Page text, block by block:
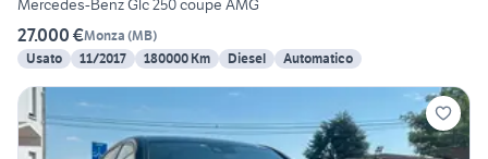
Mercedes-Benz Glc 250 coupè AMG
27.000 €Monza (MB)
Usato
11/2017 180000 Km Diesel Automatico